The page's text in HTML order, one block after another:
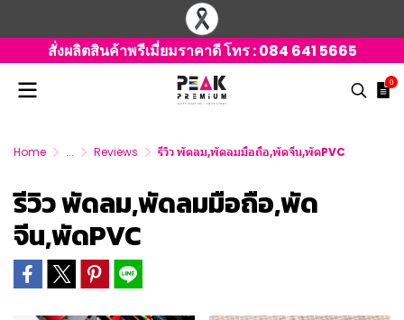
สั่งผลิตสินค้าพรีเมี่ยมราคาดี โทร :084 641 5665
0
Home ... Reviews รีวิว พัดลม,พัดลมมือถือ,พัดจีน,พัดPVC
รีวิว พัดลม,พัดลมมือถือ,พัด
จีน,พัดPVC